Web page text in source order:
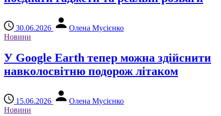
30.06.2026
Олена Мусієнко
Новини
У Google Earth тепер можна здійснити
навколосвітню подорож літаком
15.06.2026
Олена Мусієнко
Новини